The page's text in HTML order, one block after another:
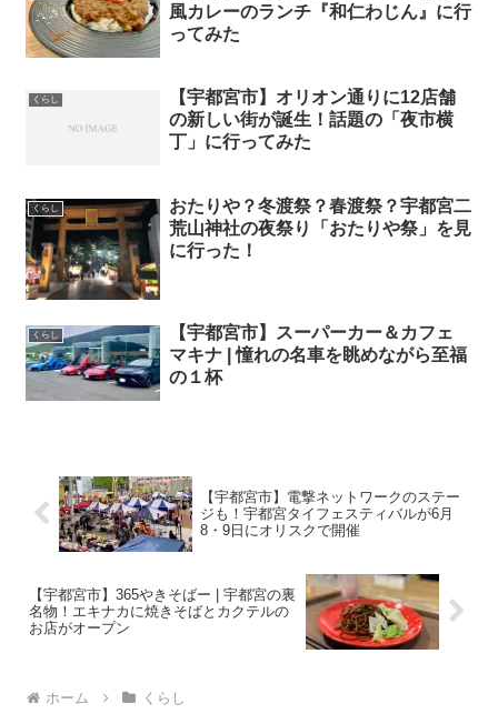
風カレーのランチ『和仁わじん』に行
ってみた
くらし
【宇都宮市】オリオン通りに12店舗
の新しい街が誕生！話題の「夜市横
丁」に行ってみた
くらし
おたりや？冬渡祭？春渡祭？宇都宮二
荒山神社の夜祭り「おたりや祭」を見
に行った！
くらし
【宇都宮市】スーパーカー＆カフェ
マキナ | 憧れの名車を眺めながら至福
の１杯
【宇都宮市】電撃ネットワークのステー
ジも！宇都宮タイフェスティバルが6月
8・9日にオリスクで開催
【宇都宮市】365やきそばー | 宇都宮の裏
名物！エキナカに焼きそばとカクテルの
お店がオープン
ホーム くらし